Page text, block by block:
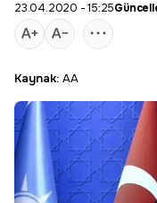
23.04.2020 - 15:25
Kaynak: AA